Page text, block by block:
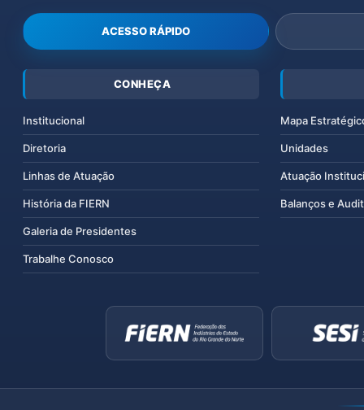
ACESSO RÁPIDO
CONHEÇA
Institucional
Diretoria
Linhas de Atuação
História da FIERN
Galeria de Presidentes
Trabalhe Conosco
Mapa
Unidades
Atuação
Balanços e